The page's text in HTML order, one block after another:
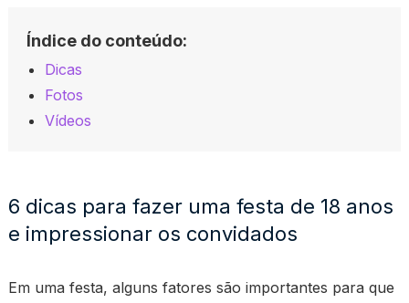
Índice do conteúdo:
Dicas
Fotos
Vídeos
6 dicas para fazer uma festa de 18 anos
e impressionar os convidados
Em uma festa, alguns fatores são importantes para que